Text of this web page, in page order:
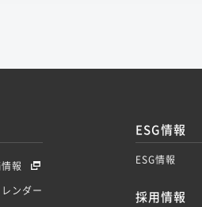
報
ンダー
ESG情報
ESG情報
採用情報